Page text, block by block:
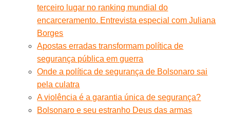
terceiro lugar no ranking mundial do
encarceramento. Entrevista especial com Juliana
Borges
Apostas erradas transformam política de
segurança pública em guerra
Onde a política de segurança de Bolsonaro sai
pela culatra
A violência é a garantia única de segurança?
Bolsonaro e seu estranho Deus das armas